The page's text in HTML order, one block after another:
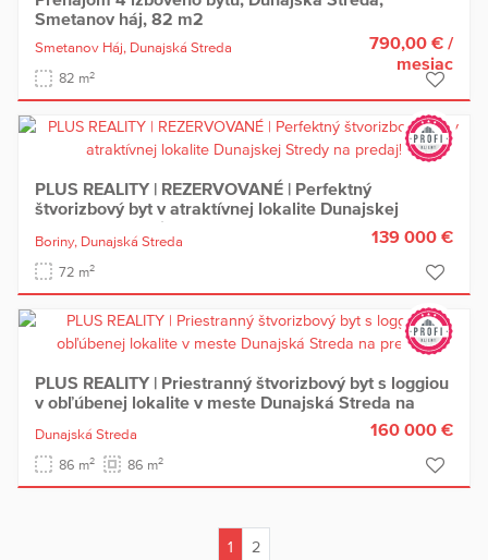
Smetanov háj, 82 m2
Smetanov Háj, Dunajská Streda
82 m2
790,00 € /
mesiac
PLUS REALITY | REZERVOVANÉ | Perfektný
štvorizbový byt v atraktívnej lokalite Dunajskej
Stredy na predaj!
Boriny, Dunajská Streda
72 m2
139 000 €
PLUS REALITY | Priestranný štvorizbový byt s loggiou
v obľúbenej lokalite v meste Dunajská Streda na
Dunajská Streda
86 m2 86 m2
160 000 €
1
2